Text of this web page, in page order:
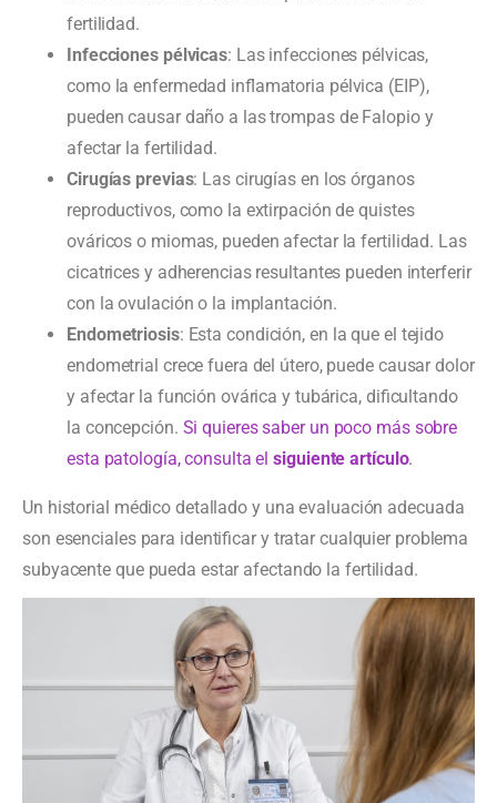
fertilidad.
Infecciones pélvicas: Las infecciones pélvicas,
como la enfermedad inflamatoria pélvica (EIP),
pueden causar daño a las trompas de Falopio y
afectar la fertilidad.
Cirugías previas: Las cirugías en los órganos
reproductivos, como la extirpación de quistes
ováricos o miomas, pueden afectar la fertilidad. Las
cicatrices y adherencias resultantes pueden interferir
con la ovulación o la implantación.
Endometriosis: Esta condición, en la que el tejido
endometrial crece fuera del útero, puede causar dolor
y afectar la función ovárica y tubárica, dificultando
la concepción. Si quieres saber un poco más sobre
esta patología, consulta elsiguiente artículo.
Un historial médico detallado y una evaluación adecuada
son esenciales para identificar y tratar cualquier problema
subyacente que pueda estar afectando la fertilidad.